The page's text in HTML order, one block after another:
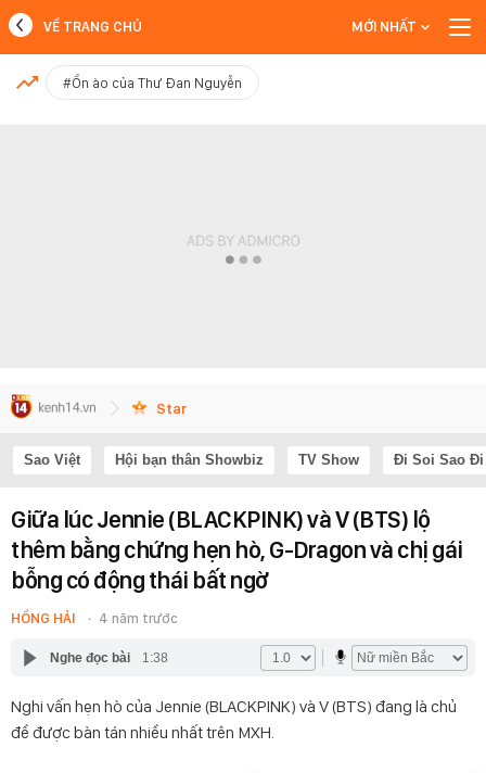
MỚI NHẤT
VỀ TRANG CHỦ MỚI NHẤT
#Ồn ào của Thư Đan Nguyễn
Star
Sao Việt Hội bạn thân Showbiz TV Show Đi Soi Sao Đi
Giữa lúc Jennie (BLACKPINK) và V (BTS) lộ
thêm bằng chứng hẹn hò, G-Dragon và chị gái
bỗng có động thái bất ngờ
HỒNG HẢI 4 năm trước
Nghe đọc bài 1:38
Nghi vấn hẹn hò của Jennie (BLACKPINK) và V (BTS) đang là chủ
đề được bàn tán nhiều nhất trên MXH.